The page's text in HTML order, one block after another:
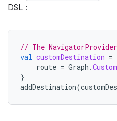
DSL：
// The
val customDestination =
route = Graph .
}
addDestination(